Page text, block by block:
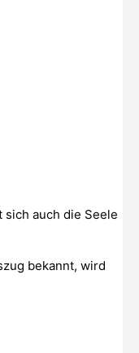
auch die Seele
bekannt, wird